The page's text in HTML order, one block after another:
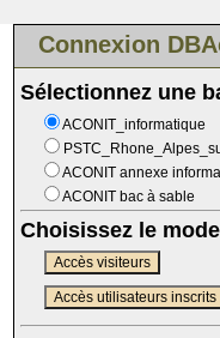
Connexion
Sélectionnez une
ACONIT_informatique
ACONIT annexe
ACONIT bac à sable
Choisissez le
Accès visiteurs
Accès utilisateurs inscrits